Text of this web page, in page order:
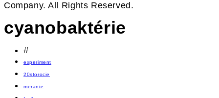
Company. All Rights Reserved.
cyanobaktérie
#
experiment
20storocie
meranie